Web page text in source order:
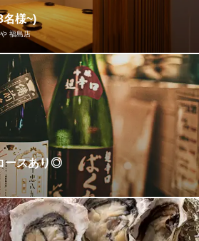
チ
6
名様~)
福島店
人数用テーブル個室やフロア貸し切り
応じてお使いいただけます。※電話にてご
つ鍋 わらじや 福島店
神）駅 徒歩3分
ースあり◎
スもご用意しております◎自分好みの日
い♪